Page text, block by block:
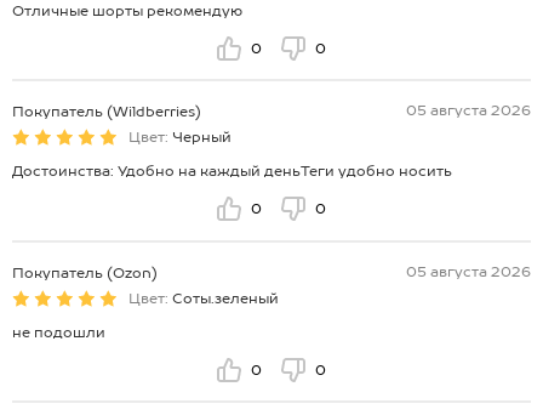
Отличные шорты рекомендую
0 0
Покупатель (Wildberries)
05 августа 2026
Цвет: Черный
Достоинства: Удобно на каждый деньТеги удобно носить
0 0
Покупатель (Ozon)
05 августа 2026
Цвет: Соты.зеленый
не подошли
0 0